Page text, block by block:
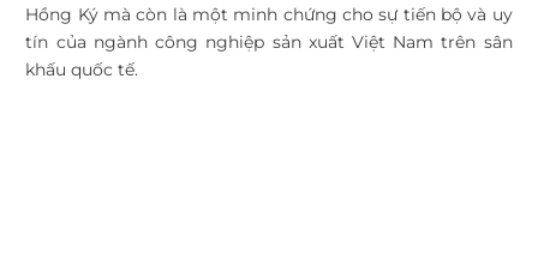
Hồng Ký mà còn là một minh chứng cho sự tiến bộ và uy
tín của ngành công nghiệp sản xuất Việt Nam trên sân
khấu quốc tế.